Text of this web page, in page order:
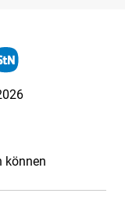
können